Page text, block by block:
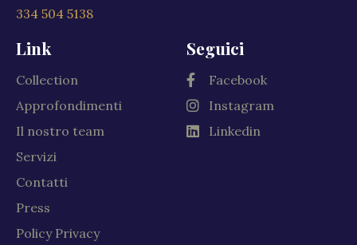
334 504 5138
Link
Collection
Approfondimenti
Il nostro team
Servizi
Contatti
Press
Policy Privacy
Seguici
Facebook
Instagram
Linkedin